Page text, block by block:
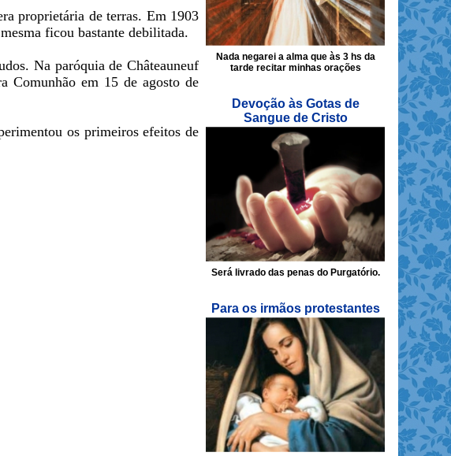
proprietária de terras. Em 1903
ficou bastante debilitada.
Na paróquia de Châteauneuf
Comunhão em 15 de agosto de
os primeiros efeitos de
Nada negarei a alma que às 3 hs da
tarde recitar minhas orações
Devoção às Gotas de
Sangue de Cristo
Será livrado das penas do Purgatório.
Para os irmãos protestantes